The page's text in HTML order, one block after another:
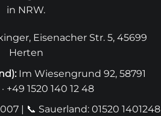
in NRW.
Eisenacher Str. 5, 45699
Herten
):Im Wiesengrund 92, 58791
+49 1520 140 12 48
| 📞 Sauerland: 01520 1401248